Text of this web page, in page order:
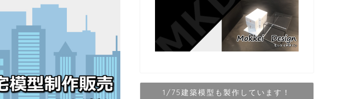
1/75建築模型も製作しています！